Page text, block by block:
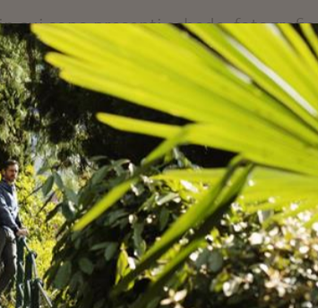
cui sono presenti schede,
che conoscete o che non avete